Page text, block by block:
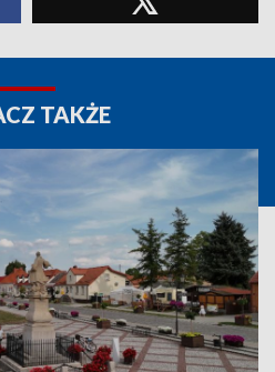
TAKŻE